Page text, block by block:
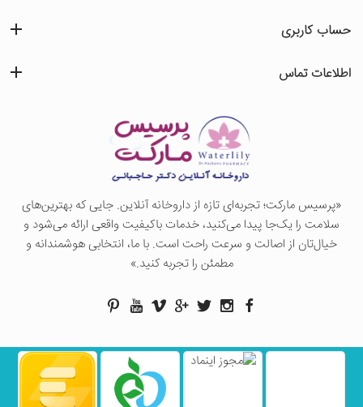
«پرسيس ماركت؛ تجربه‌ای تازه از داروخانه آنلاین. جایی که بهترین‌های
سلامت را یک‌جا پیدا می‌کنید، خدمات باکیفیت واقعی ارائه می‌شود و
خیال‌تان از اصالت و سرعت راحت است. با ما، انتخابی هوشمندانه و
مطمئن را تجربه کنید.»
حساب کاربری
اطلاعات تماس